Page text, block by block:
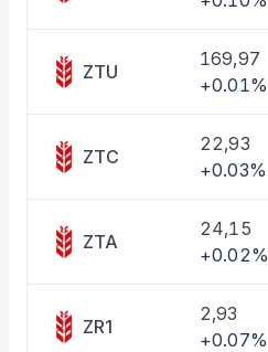
ZTU
169,97
+0.01%
ZTC
22,93
+0.03%
ZTA
24,15
+0.02%
ZR1
2,93
+0.07%